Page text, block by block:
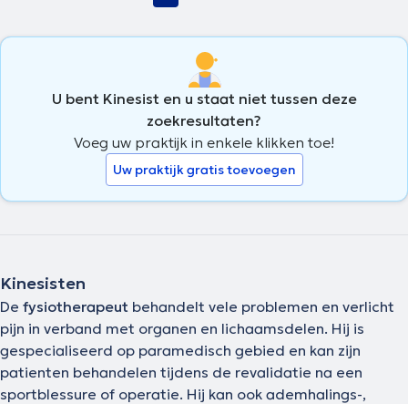
U bent Kinesist en u staat niet tussen deze
zoekresultaten?
Voeg uw praktijk in enkele klikken toe!
Uw praktijk gratis toevoegen
Kinesisten
De fysiotherapeut behandelt vele problemen en verlicht
pijn in verband met organen en lichaamsdelen. Hij is
gespecialiseerd op paramedisch gebied en kan zijn
patienten behandelen tijdens de revalidatie na een
sportblessure of operatie. Hij kan ook ademhalings-,